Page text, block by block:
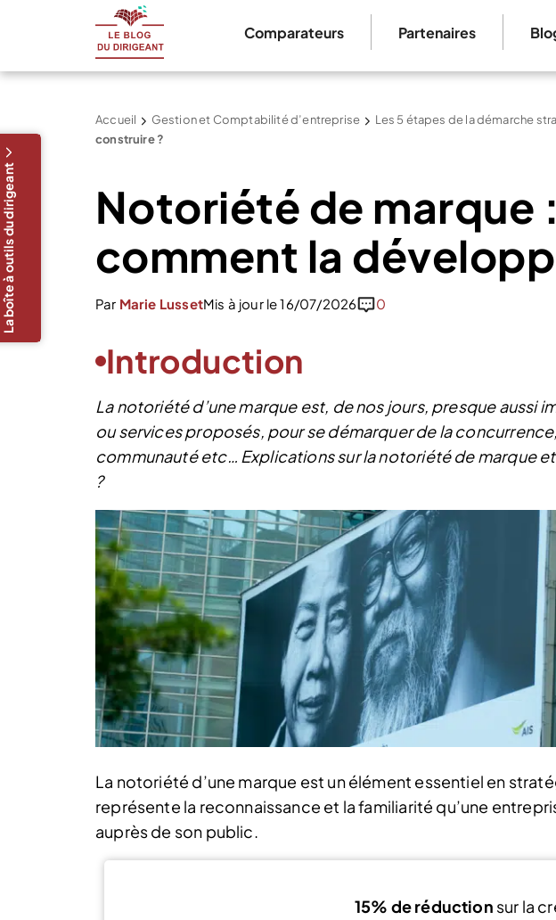
Comparateurs Partenaires
Accueil Gestion et Comptabilité d’entreprise Les 5 étapes de la démarche
construire ?
Notoriété de marque :
comment la
Par Marie LussetMis à jour le 16/07/2026 0
Introduction
La notoriété d’une marque est, de nos jours, presque aussi
ou services proposés, pour se démarquer de la
communauté etc… Explications sur la notoriété de marque
?
La boîte à outils du dirigeant
La notoriété d’une marque est un élément essentiel en
représente la reconnaissance et la familiarité qu’une
auprès de son public.
15% de réduction sur la